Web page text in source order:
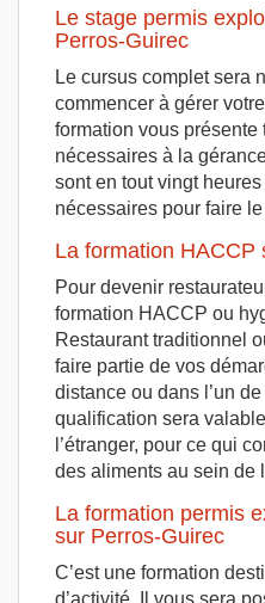
Le stage permis
Perros-Guirec
Le cursus complet sera
commencer à gérer
formation vous présente
nécessaires à la
sont en tout vingt
nécessaires pour faire
La formation HACCP
Pour devenir
formation HACCP ou
Restaurant traditionnel
faire partie de vos
distance ou dans l’un
qualification sera
l’étranger, pour ce qui
des aliments au sein de
La formation permis
sur Perros-Guirec
C’est une formation
d’activité. Il vous sera